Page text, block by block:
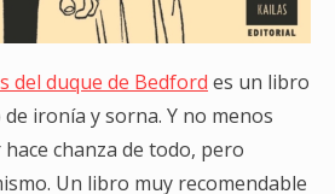
del duque de Bedford es un libro
ironía y sorna. Y no menos
chanza de todo, pero
Un libro muy recomendable